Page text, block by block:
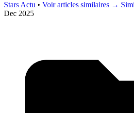
Stars Actu • Voir articles similaires →
Dec 2025